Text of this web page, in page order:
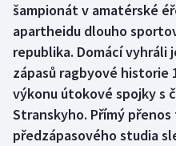
Florbal
Futsal
Golf
Gymnastika
šampionát v amatérské
apartheidu dlouho
republika. Domácí vyhráli
zápasů ragbyové historie
výkonu útokové spojky s
Stranskyho. Přímý
předzápasového studia